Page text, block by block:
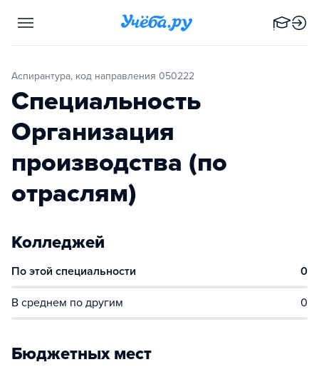
Аспирантура, код направления 050222
Специальность
Организация
производства (по
отраслям)
Колледжей
По этой специальности 0
В среднем по другим 0
Бюджетных мест